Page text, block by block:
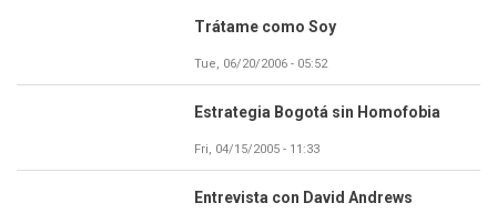
Trátame como Soy
Tue, 06/20/2006 - 05:52
Estrategia Bogotá sin Homofobia
Fri, 04/15/2005 - 11:33
Entrevista con David Andrews